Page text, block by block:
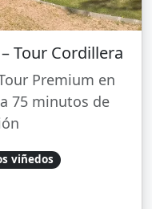
Tour Cordillera
Premium en
75 minutos de
viñedos